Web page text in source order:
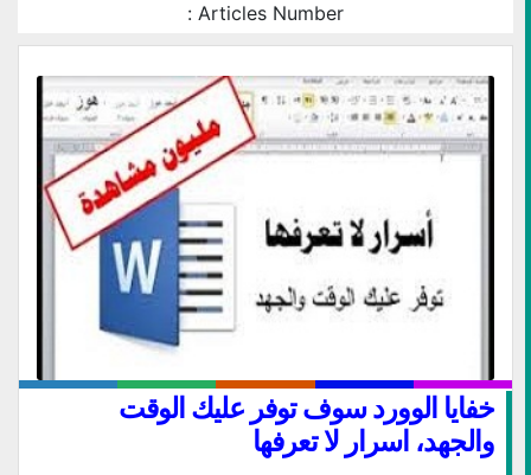
Articles Number :
خفايا الوورد سوف توفر عليك الوقت
والجهد، اسرار لا تعرفها